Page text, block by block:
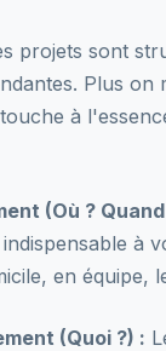
projets sont
Plus on
à
(Où ?
à
en équipe,
(Quoi ?) :